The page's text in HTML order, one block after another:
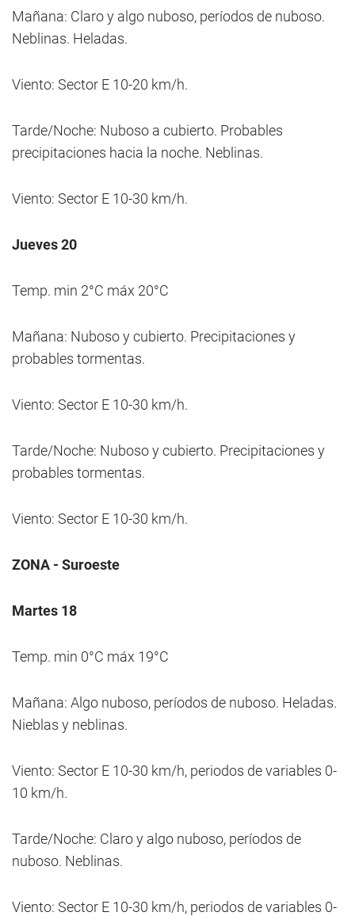
Mañana: Claro y algo nuboso, períodos de nuboso.
Neblinas. Heladas.
Viento: Sector E 10-20 km/h.
Tarde/Noche: Nuboso a cubierto. Probables
precipitaciones hacia la noche. Neblinas.
Viento: Sector E 10-30 km/h.
Jueves 20
Temp. min 2°C máx 20°C
Mañana: Nuboso y cubierto. Precipitaciones y
probables tormentas.
Viento: Sector E 10-30 km/h.
Tarde/Noche: Nuboso y cubierto. Precipitaciones y
probables tormentas.
Viento: Sector E 10-30 km/h.
ZONA - Suroeste
Martes 18
Temp. min 0°C máx 19°C
Mañana: Algo nuboso, períodos de nuboso. Heladas.
Nieblas y neblinas.
Viento: Sector E 10-30 km/h, periodos de variables 0-
10 km/h.
Tarde/Noche: Claro y algo nuboso, períodos de
nuboso. Neblinas.
Viento: Sector E 10-30 km/h, periodos de variables 0-